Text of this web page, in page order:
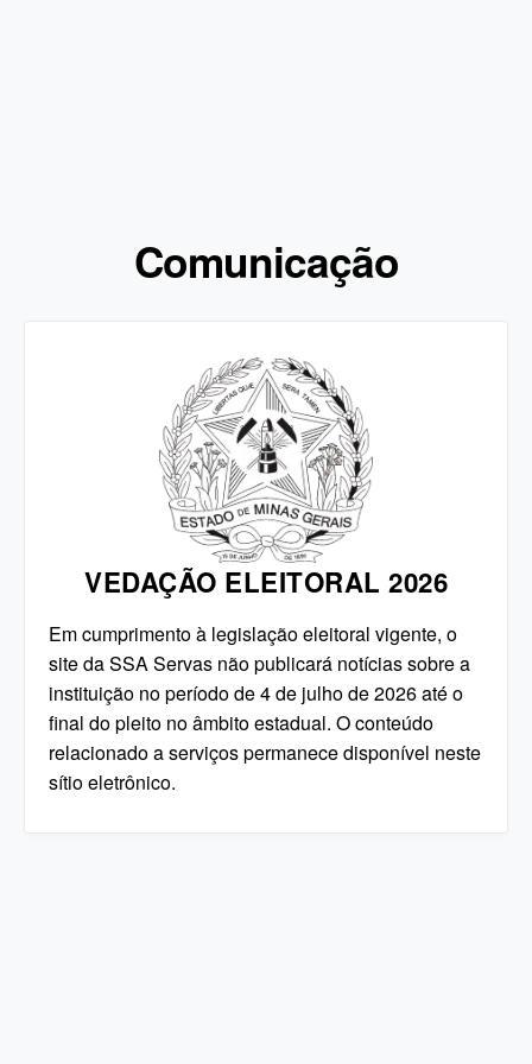
Comunicação
VEDAÇÃO ELEITORAL 2026
Em cumprimento à legislação eleitoral vigente, o
site da SSA Servas não publicará notícias sobre a
instituição no período de 4 de julho de 2026 até o
final do pleito no âmbito estadual. O conteúdo
relacionado a serviços permanece disponível neste
sítio eletrônico.